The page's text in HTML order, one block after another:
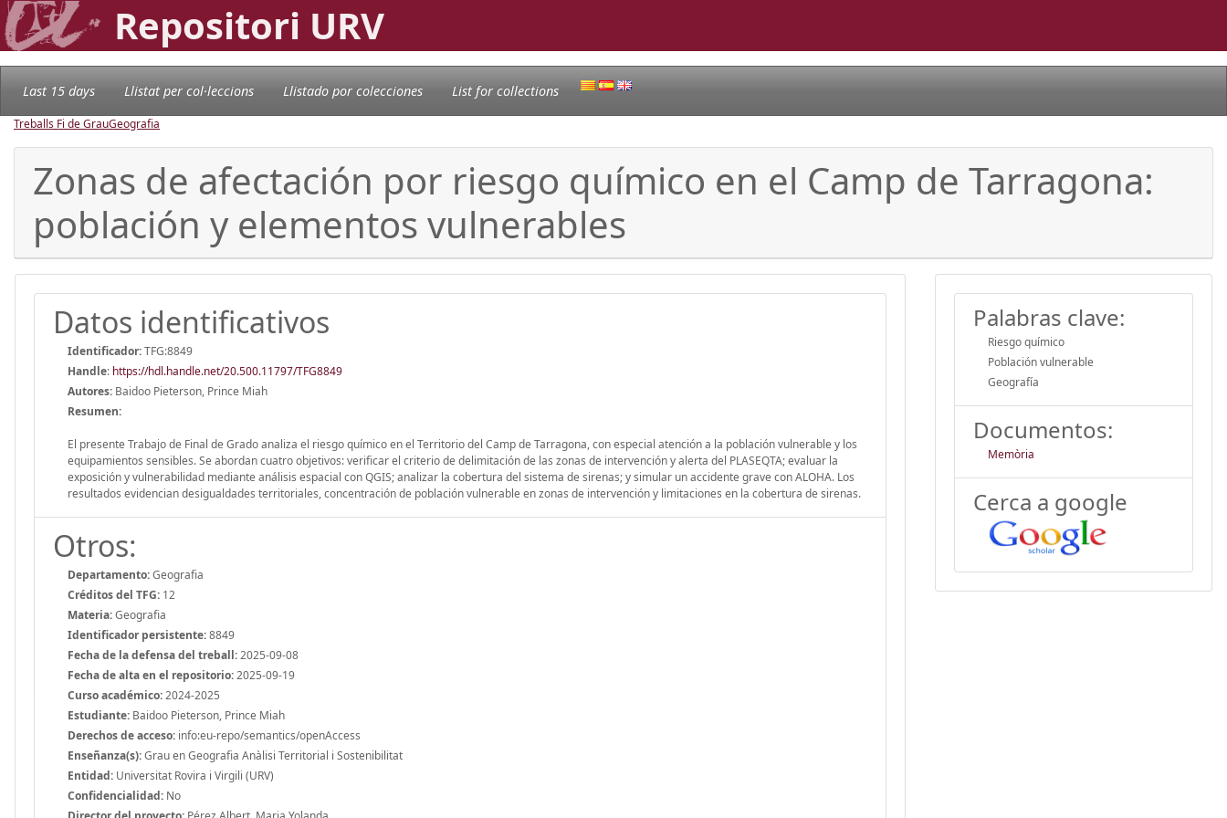
Repositori URV
Last 15 days Llistat per col·leccions Llistado por colecciones List for collections
Treballs Fi de GrauGeografia
Zonas de afectación por riesgo químico en el Camp de Tarragona:
población y elementos vulnerables
Datos identificativos
Identificador:TFG:8849
Handle: https://hdl.handle.net/20.500.11797/TFG8849
Autores: Baidoo Pieterson, Prince Miah
Resumen:
El presente Trabajo de Final de Grado analiza el riesgo químico en el Territorio del Camp de Tarragona, con especial atención a la población vulnerable y los
equipamientos sensibles. Se abordan cuatro objetivos: verificar el criterio de delimitación de las zonas de intervención y alerta del PLASEQTA; evaluar la
exposición y vulnerabilidad mediante análisis espacial con QGIS; analizar la cobertura del sistema de sirenas; y simular un accidente grave con ALOHA. Los
resultados evidencian desigualdades territoriales, concentración de población vulnerable en zonas de intervención y limitaciones en la cobertura de sirenas.
Otros:
Departamento:Geografia
Créditos del TFG: 12
Materia:Geografia
Identificador persistente:8849
Fecha de la defensa del treball:2025-09-08
Fecha de alta en el repositorio:2025-09-19
Curso académico:2024-2025
Estudiante: Baidoo Pieterson, Prince Miah
Derechos de acceso: info:eu-repo/semantics/openAccess
Enseñanza(s):Grau en Geografia Anàlisi Territorial i Sostenibilitat
Entidad: Universitat Rovira i Virgili (URV)
Confidencialidad: No
Palabras clave:
Riesgo químico
Población vulnerable
Geografía
Documentos:
Memòria
Cerca a google